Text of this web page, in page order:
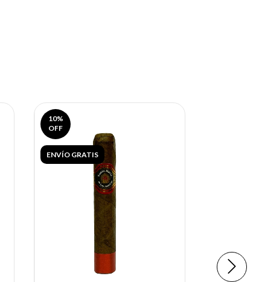
10%
OFF
ENVÍO GRATIS